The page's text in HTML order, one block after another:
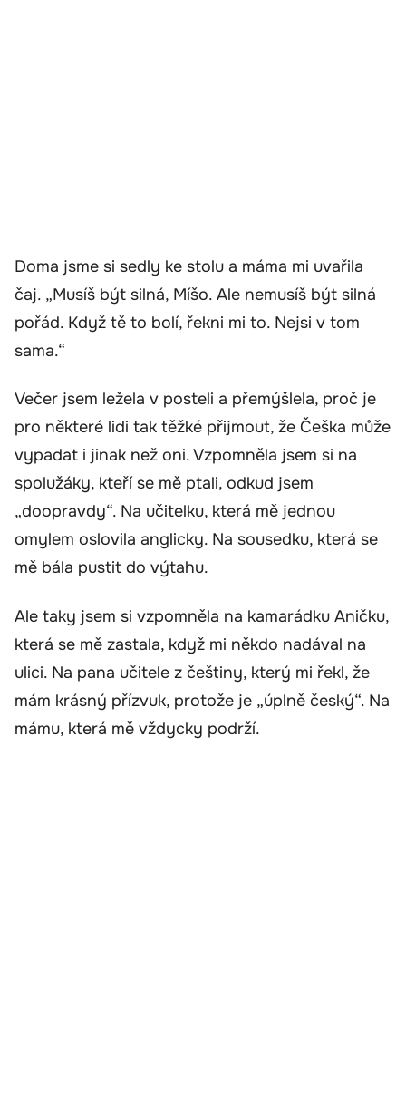
Doma jsme si sedly ke stolu a máma mi uvařila
čaj. „Musíš být silná, Míšo. Ale nemusíš být silná
pořád. Když tě to bolí, řekni mi to. Nejsi v tom
sama.“
Večer jsem ležela v posteli a přemýšlela, proč je
pro některé lidi tak těžké přijmout, že Češka může
vypadat i jinak než oni. Vzpomněla jsem si na
spolužáky, kteří se mě ptali, odkud jsem
„doopravdy“. Na učitelku, která mě jednou
omylem oslovila anglicky. Na sousedku, která se
mě bála pustit do výtahu.
Ale taky jsem si vzpomněla na kamarádku Aničku,
která se mě zastala, když mi někdo nadával na
ulici. Na pana učitele z češtiny, který mi řekl, že
mám krásný přízvuk, protože je „úplně český“. Na
mámu, která mě vždycky podrží.